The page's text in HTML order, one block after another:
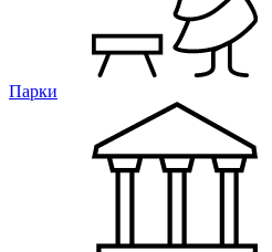
Парки